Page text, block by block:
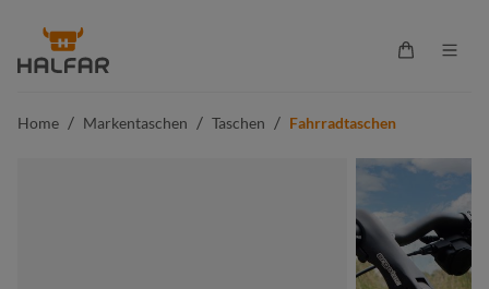
springen
Home / Markentaschen / Taschen / Fahrradtaschen